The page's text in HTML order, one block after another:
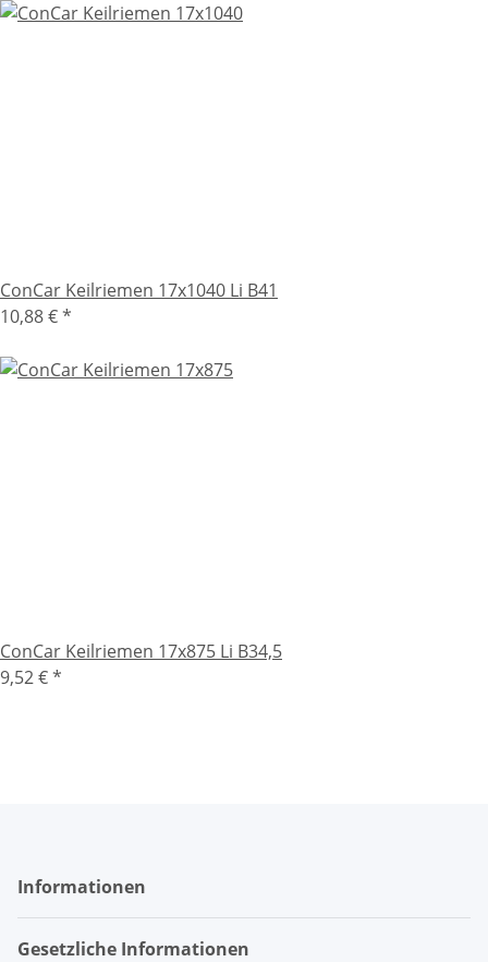
ConCar Keilriemen 17x1040 Li B41
10,88 €*
ConCar Keilriemen 17x875 Li B34,5
9,52 €*
Informationen
Gesetzliche Informationen